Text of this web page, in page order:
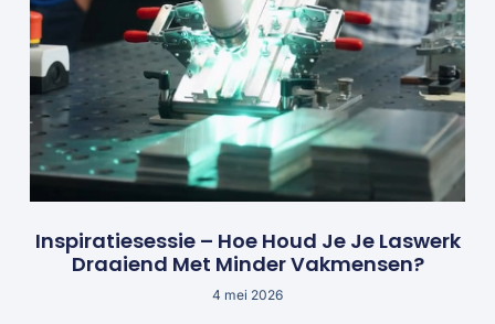
Inspiratiesessie – Hoe Houd Je Je Laswerk
Draaiend Met Minder Vakmensen?
4 mei 2026